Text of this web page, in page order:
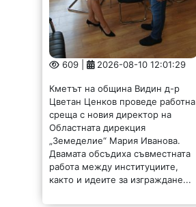
609 | 2026-08-10 12:01:29
Кметът на община Видин д-р
Цветан Ценков проведе работна
среща с новия директор на
Областната дирекция
„Земеделие“ Мария Иванова.
Двамата обсъдиха съвместната
работа между институциите,
както и идеите за изграждане...